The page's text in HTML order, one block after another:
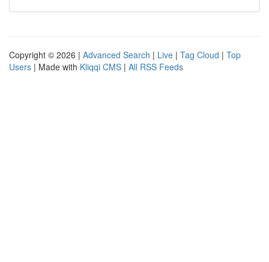
Copyright © 2026 | Advanced Search | Live | Tag Cloud | Top
Users | Made with Kliqqi CMS | All RSS Feeds